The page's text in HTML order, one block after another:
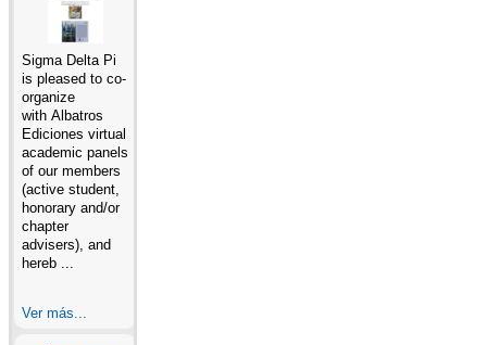
Sigma Delta Pi
is pleased to co-
organize
with Albatros
Ediciones virtual
academic panels
of our members
(active student,
honorary and/or
chapter
advisers), and
hereb ...
Ver más...